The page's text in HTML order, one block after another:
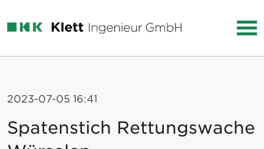
2023-07-05 16:41
Spatenstich Rettungswache